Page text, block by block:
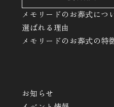
メモリードのお葬式につ
選ばれる理由
メモリードのお葬式の特
お知らせ